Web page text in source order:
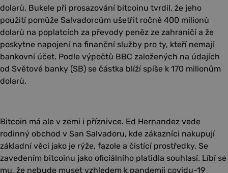
dolarů. Bukele při prosazování bitcoinu tvrdil, že jeho
použití pomůže Salvadorcům ušetřit ročně 400 milionů
dolarů na poplatcích za převody peněz ze zahraničí a že
poskytne napojení na finanční služby pro ty, kteří nemají
bankovní účet. Podle výpočtů BBC založených na údajích
od Světové banky (SB) se částka blíží spíše k 170 milionům
dolarů.
Bitcoin má ale v zemi i příznivce. Ed Hernandez vede
rodinný obchod v San Salvadoru, kde zákazníci nakupují
základní věci jako je rýže, fazole a čistící prostředky. Se
zavedením bitcoinu jako oficiálního platidla souhlasí. Líbí se
mu, že nebude muset vzhledem k pandemii covidu-19